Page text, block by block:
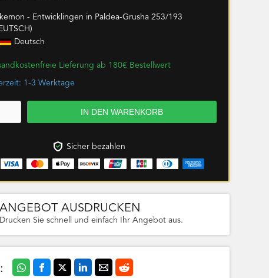
- Entwicklingen in Paldea-Grusha 253/193
Deutsch
Lieferung ab 180€ Bestellwert
1-3 Werktage
Sicher bezahlen
ANGEBOT AUSDRUCKEN
Drucken Sie schnell und einfach Ihr Angebot aus.